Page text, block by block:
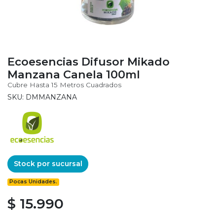
Ecoesencias Difusor Mikado
Manzana Canela 100ml
Cubre Hasta 15 Metros Cuadrados
SKU: DMMANZANA
Stock por sucursal
Pocas Unidades.
$ 15.990